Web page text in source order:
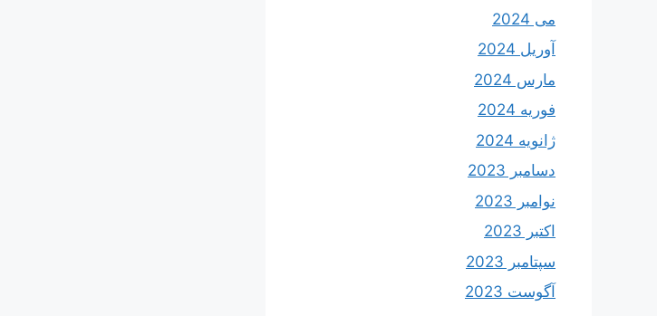
می 2024
آوریل 2024
مارس 2024
فوریه 2024
ژانویه 2024
دسامبر 2023
نوامبر 2023
اکتبر 2023
سپتامبر 2023
آگوست 2023